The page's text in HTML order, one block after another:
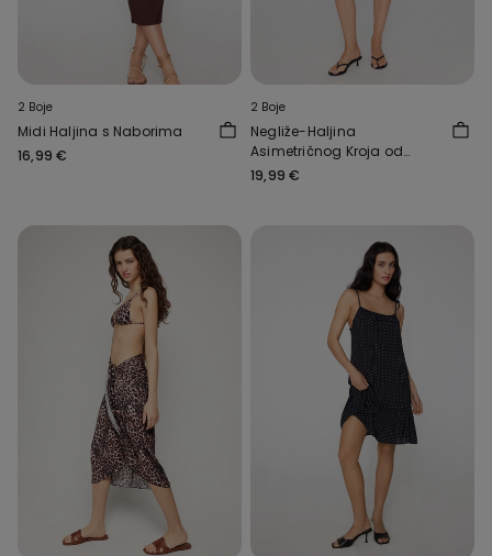
2 Boje
Midi Haljina s Naborima
16,99 €
2 Boje
Negliže-Haljina
Asimetričnog Kroja od
Satena i Čipke
19,99 €